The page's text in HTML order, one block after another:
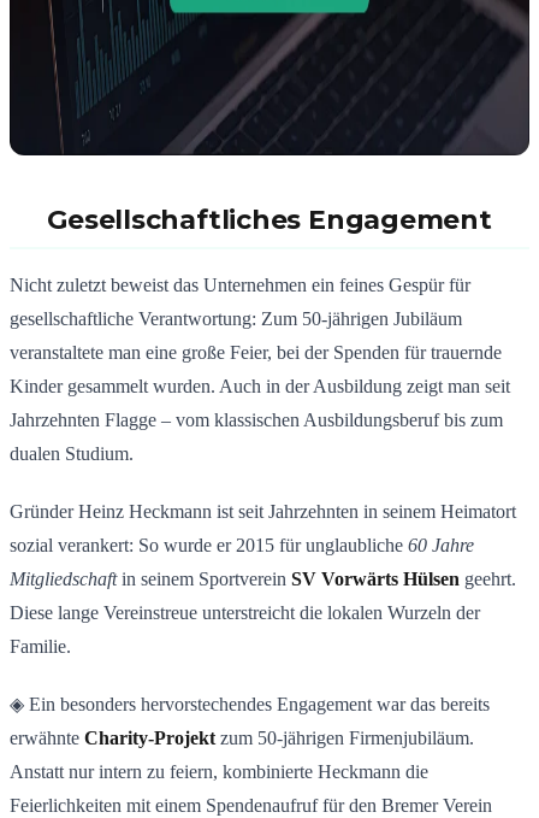
Gesellschaftliches Engagement
Nicht zuletzt beweist das Unternehmen ein feines Gespür für
gesellschaftliche Verantwortung: Zum 50-jährigen Jubiläum
veranstaltete man eine große Feier, bei der Spenden für trauernde
Kinder gesammelt wurden. Auch in der Ausbildung zeigt man seit
Jahrzehnten Flagge – vom klassischen Ausbildungsberuf bis zum
dualen Studium.
Gründer Heinz Heckmann ist seit Jahrzehnten in seinem Heimatort
sozial verankert: So wurde er 2015 für unglaubliche 60 Jahre
Mitgliedschaftin seinem Sportverein SV Vorwärts Hülsen geehrt.
Diese lange Vereinstreue unterstreicht die lokalen Wurzeln der
Familie.
◈ Ein besonders hervorstechendes Engagement war das bereits
erwähnte Charity-Projekt zum 50-jährigen Firmenjubiläum.
Anstatt nur intern zu feiern, kombinierte Heckmann die
Feierlichkeiten mit einem Spendenaufruf für den Bremer Verein